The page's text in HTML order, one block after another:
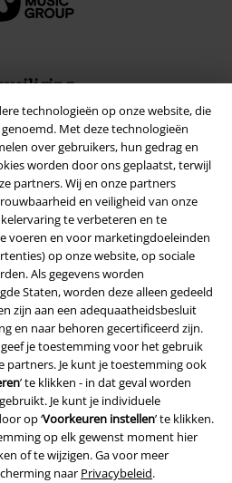
technologieën op onze website, die
genoemd. Met deze technologieën
over gebruikers, hun gedrag en
worden door ons geplaatst, terwijl
partners. Wij en onze partners
en veiligheid van onze
te verbeteren en te
voeren en voor marketingdoeleinden
op onze website, op sociale
Als gegevens worden
Staten, worden deze alleen gedeeld
zijn aan een adequaatheidsbesluit
en naar behoren gecertificeerd zijn.
geef je toestemming voor het gebruik
partners. Je kunt je toestemming ook
’ te klikken - in dat geval worden
Je kunt je individuele
op ‘Voorkeuren instellen’ te klikken.
op elk gewenst moment hier
of te wijzigen. Ga voor meer
naar Privacybeleid.